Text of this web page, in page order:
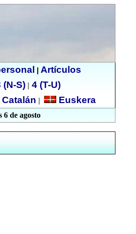
Artículos
(N-S)
4 (T-U)
Euskera
6 de agosto